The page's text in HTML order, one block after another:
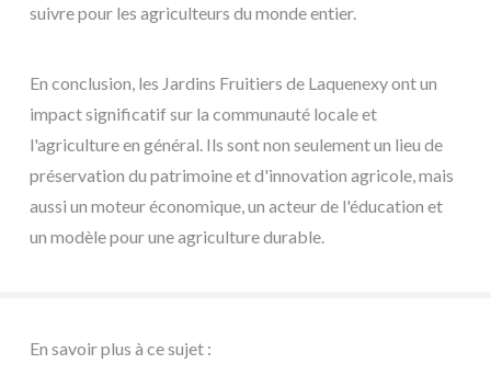
suivre pour les agriculteurs du monde entier.
En conclusion, les Jardins Fruitiers de Laquenexy ont un
impact significatif sur la communauté locale et
l'agriculture en général. Ils sont non seulement un lieu de
préservation du patrimoine et d'innovation agricole, mais
aussi un moteur économique, un acteur de l'éducation et
un modèle pour une agriculture durable.
En savoir plus à ce sujet :